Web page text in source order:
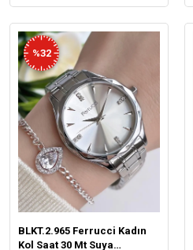
%32
BLKT.2.965 Ferrucci Kadın
Kol Saat 30 Mt Suya